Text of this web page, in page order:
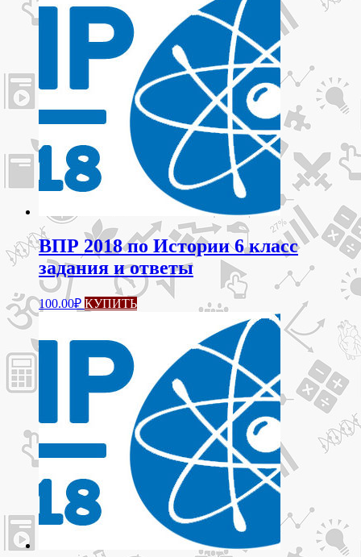
ВПР 2018 по Истории 6 класс
задания и ответы
100.00₽ КУПИТЬ